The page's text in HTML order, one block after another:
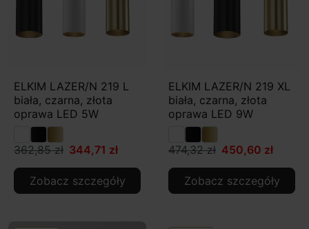
ELKIM LAZER/N 219 L
biała, czarna, złota
oprawa LED 5W
362,85 zł 344,71 zł
Zobacz szczegóły
ELKIM LAZER/N 219 XL
biała, czarna, złota
oprawa LED 9W
474,32 zł 450,60 zł
Zobacz szczegóły